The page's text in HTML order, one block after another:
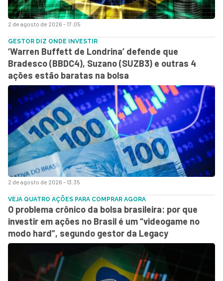
2 de agosto de 2026 - 17:05
2 de agosto de 2026 - 13:35
GESTOR DIZ ONDE INVESTIR
‘Warren Buffett de Londrina’ defende que
Bradesco (BBDC4), Suzano (SUZB3) e outras 4
ações estão baratas na bolsa
VEJA QUATRO AÇÕES PARA COMPRAR AGORA
O problema crônico da bolsa brasileira: por que
investir em ações no Brasil é um “videogame no
modo hard”, segundo gestor da Legacy